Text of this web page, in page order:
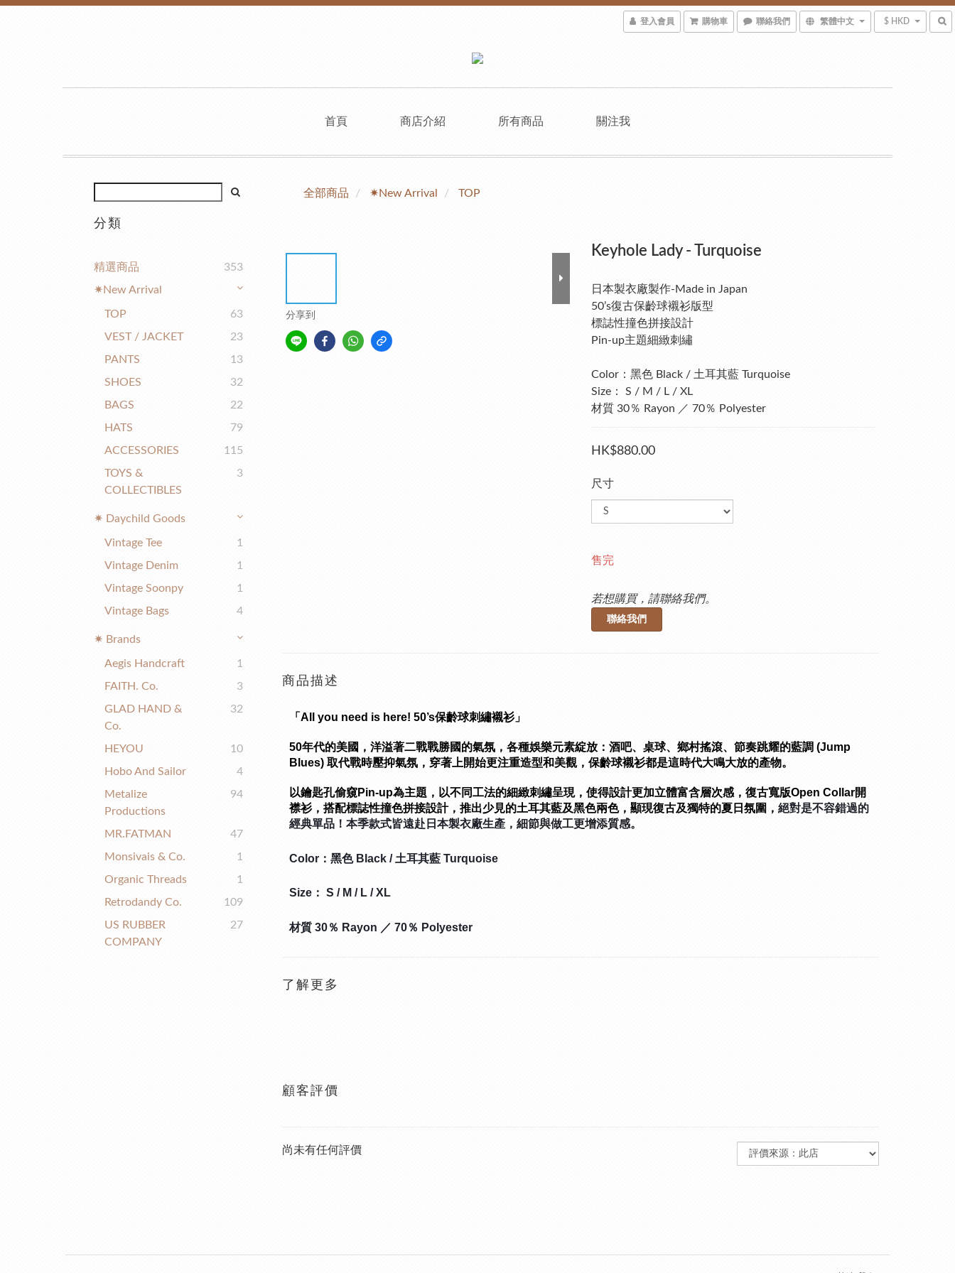
登入會員 購物車 聯絡我們 繁體中文 $ HKD
首頁 商店介紹 所有商品 關注我
分類
精選商品
353
✷New Arrival
TOP
63
VEST / JACKET
23
PANTS
13
SHOES
32
BAGS
22
HATS
79
ACCESSORIES
115
TOYS &
COLLECTIBLES
3
✷ Daychild Goods
Vintage Tee
1
Vintage Denim
1
Vintage Soonpy
1
Vintage Bags
4
✷ Brands
Aegis Handcraft
1
FAITH. Co.
3
GLAD HAND &
Co.
32
HEYOU
10
Hobo And Sailor
4
Metalize
Productions
94
MR.FATMAN
47
Monsivais & Co.
1
Organic Threads
1
Retrodandy Co.
109
US RUBBER
COMPANY
27
全部商品 ✷New Arrival TOP
分享到
Keyhole Lady - Turquoise
日本製衣廠製作-Made in Japan
50’s復古保齡球襯衫版型
標誌性撞色拼接設計
Pin-up主題細緻刺繡
Color：黑色 Black / 土耳其藍 Turquoise
Size： S / M / L / XL
材質 30％ Rayon ／ 70％ Polyester
HK$880.00
尺寸
售完
若想購買，請聯絡我們。
聯絡我們
商品描述
「All you need is here! 50’s保齡球刺繡襯衫」
50年代的美國，洋溢著二戰戰勝國的氣氛，各種娛樂元素綻放：酒吧、桌球、鄉村搖滾、節奏跳耀的藍調 (Jump
Blues) 取代戰時壓抑氣氛，穿著上開始更注重造型和美觀，保齡球襯衫都是這時代大鳴大放的產物。
以鑰匙孔偷窺Pin-up為主題，以不同工法的細緻刺繡呈現，使得設計更加立體富含層次感，復古寬版Open Collar開
襟衫，搭配標誌性撞色拼接設計，推出少見的土耳其藍及黑色兩色，顯現復古及獨特的夏日氛圍， 絕對是不容錯過的
經典單品！本季款式皆遠赴日本製衣廠生產， 細節與做工更增添質感。
Color：黑色 Black / 土耳其藍 Turquoise
Size： S / M / L / XL
材質 30％ Rayon ／ 70％ Polyester
了解更多
顧客評價
尚未有任何評價